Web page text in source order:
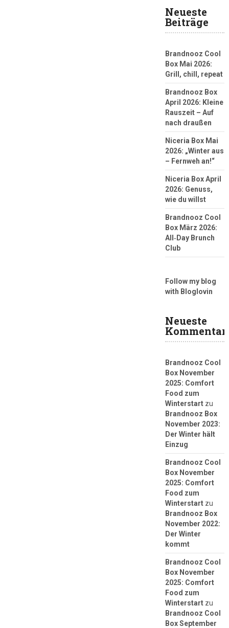
Neueste
Beiträge
Brandnooz Cool
Box Mai 2026:
Grill, chill, repeat
Brandnooz Box
April 2026: Kleine
Rauszeit – Auf
nach draußen
Niceria Box Mai
2026: „Winter aus
– Fernweh an!“
Niceria Box April
2026: Genuss,
wie du willst
Brandnooz Cool
Box März 2026:
All‑Day Brunch
Club
Follow my blog
with Bloglovin
Neueste
Brandnooz Cool
Box November
2025: Comfort
Food zum
Winterstartzu
Brandnooz Box
November 2023:
Der Winter hält
Einzug
Brandnooz Cool
Box November
2025: Comfort
Food zum
Winterstartzu
Brandnooz Box
November 2022:
Der Winter
kommt
Brandnooz Cool
Box November
2025: Comfort
Food zum
Winterstartzu
Brandnooz Cool
Box September